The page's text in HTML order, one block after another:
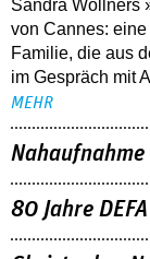
Sandra Wollners
von Cannes:
Familie, die aus
im Gespräch mit
MEHR
80 Jahre DEFA